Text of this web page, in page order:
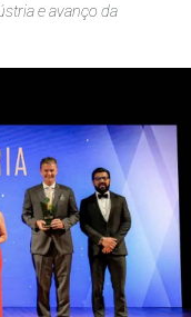
e avanço da